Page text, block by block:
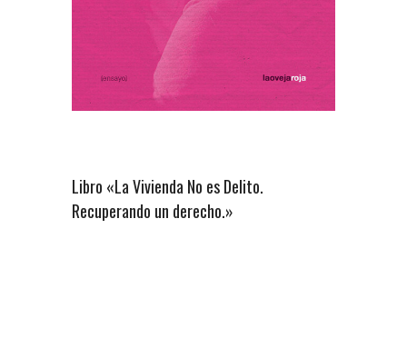
Libro «La Vivienda No es Delito.
Recuperando un derecho.»